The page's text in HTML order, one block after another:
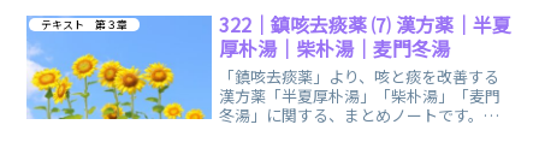
テキスト 第３章
322｜鎮咳去痰薬 ⑺ 漢方薬｜半夏
厚朴湯｜柴朴湯｜麦門冬湯
「鎮咳去痰薬」より、咳と痰を改善する
漢方薬「半夏厚朴湯」「柴朴湯」「麦門
冬湯」に関する、まとめノートです。半